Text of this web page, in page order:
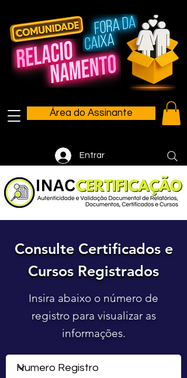
Área do Assinante
Entrar
Consulte Certificados e
Cursos Registrados
Consulte Certificados e
Cursos Registrados
Insira abaixo o número de
registro para visualizar as
informações.